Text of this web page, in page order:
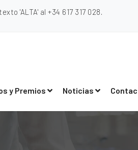
'ALTA' al +34 617 317 028.
y Premios Noticias